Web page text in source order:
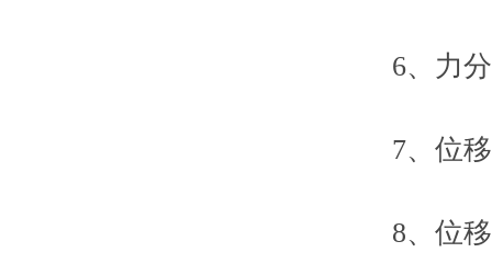
6、力分
7、位移
8、位移